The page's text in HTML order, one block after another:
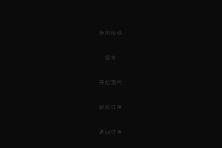
新闻快讯
服务
开始预约
跟踪订单
退回订单